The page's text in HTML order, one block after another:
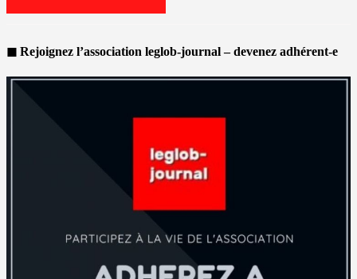
◼ Rejoignez l’association leglob-journal – devenez adhérent-e